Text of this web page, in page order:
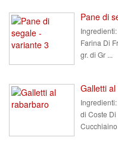
Pane di
Ingredienti:
Farina Di
gr. di Gr ...
Galletti
Ingredienti:
di Coste